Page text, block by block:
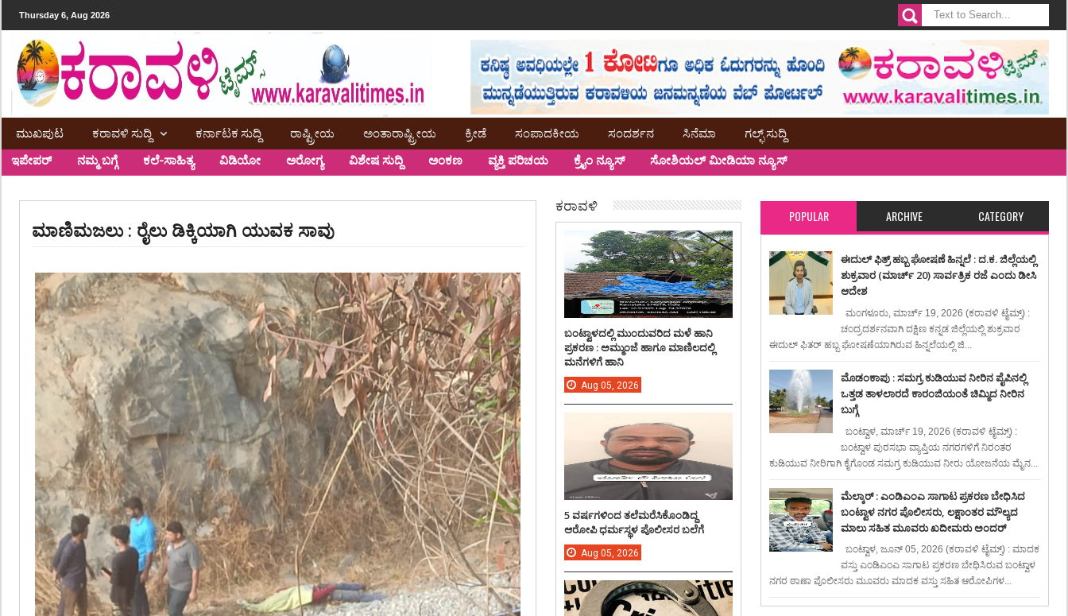
Thursday 6, Aug 2026
ಮುಖಪುಟ ಕರಾವಳಿ ಸುದ್ದಿ ಕರ್ನಾಟಕ ಸುದ್ದಿ ರಾಷ್ಟ್ರೀಯ ಅಂತಾರಾಷ್ಟ್ರೀಯ ಕ್ರೀಡೆ ಸಂಪಾದಕೀಯ ಸಂದರ್ಶನ ಸಿನೆಮಾ ಗಲ್ಫ್ ಸುದ್ದಿ
ಇಪೇಪರ್ ನಮ್ಮ ಬಗ್ಗೆ ಕಲೆ-ಸಾಹಿತ್ಯ ವಿಡಿಯೋ ಅರೋಗ್ಯ ವಿಶೇಷ ಸುದ್ದಿ ಅಂಕಣ ವ್ಯಕ್ತಿ ಪರಿಚಯ ಕ್ರೈಂ ನ್ಯೂಸ್ ಸೋಶಿಯಲ್ ಮೀಡಿಯಾ ನ್ಯೂಸ್
ಮಾಣಿಮಜಲು : ರೈಲು ಡಿಕ್ಕಿಯಾಗಿ ಯುವಕ ಸಾವು
POPULAR ARCHIVE CATEGORY
ಈದುಲ್ ಫಿತ್ರ್ ಹಬ್ಬ ಘೋಷಣೆ ಹಿನ್ನಲೆ : ದ.ಕ. ಜಿಲ್ಲೆಯಲ್ಲಿ
ಶುಕ್ರವಾರ (ಮಾರ್ಚ್ 20) ಸಾರ್ವತ್ರಿಕ ರಜೆ ಎಂದು ಡೀಸಿ
ಆದೇಶ
ಮಂಗಳೂರು, ಮಾರ್ಚ್ 19, 2026 (ಕರಾವಳಿ ಟೈಮ್ಸ್) :
ಚಂದ್ರದರ್ಶನವಾಗಿ ದಕ್ಷಿಣ ಕನ್ನಡ ಜಿಲ್ಲೆಯಲ್ಲಿ ಶುಕ್ರವಾರ
ಈದುಲ್ ಫಿತರ್ ಹಬ್ಬ ಘೋಷಣೆಯಾಗಿರುವ ಹಿನ್ನಲೆಯಲ್ಲಿ ಜಿ...
ಮೊಡಂಕಾಪು : ಸಮಗ್ರ ಕುಡಿಯುವ ನೀರಿನ ಪೈಪಿನಲ್ಲಿ
ಒತ್ತಡ ತಾಳಲಾರದೆ ಕಾರಂಜಿಯಂತೆ ಚಿಮ್ಮಿದ ನೀರಿನ
ಬುಗ್ಗೆ
ಬಂಟ್ವಾಳ, ಮಾರ್ಚ್ 19, 2026 (ಕರಾವಳಿ ಟೈಮ್ಸ್) :
ಬಂಟ್ವಾಳ ಪುರಸಭಾ ವ್ಯಾಪ್ತಿಯ ನಗರಗಳಿಗೆ ನಿರಂತರ
ಕುಡಿಯುವ ನೀರಿಗಾಗಿ ಕೈಗೊಂಡ ಸಮಗ್ರ ಕುಡಿಯುವ ನೀರು ಯೋಜನೆಯ ಮೈನ...
ಮೆಲ್ಕಾರ್ : ಎಂಡಿಎಂಎ ಸಾಗಾಟ ಪ್ರಕರಣ ಬೇಧಿಸಿದ
ಬಂಟ್ವಾಳ ನಗರ ಪೊಲೀಸರು, ಲಕ್ಷಾಂತರ ಮೌಲ್ಯದ
ಮಾಲು ಸಹಿತ ಮೂವರು ಖದೀಮರು ಅಂದರ್
ಬಂಟ್ವಾಳ, ಜೂನ್ 05, 2026 (ಕರಾವಳಿ ಟೈಮ್ಸ್) : ಮಾದಕ
ವಸ್ತು ಎಂಡಿಎಂಎ ಸಾಗಾಟ ಪ್ರಕರಣ ಬೇಧಿಸಿರುವ ಬಂಟ್ವಾಳ
ನಗರ ಠಾಣಾ ಪೊಲೀಸರು ಮೂವರು ಮಾದಕ ವಸ್ತು ಸಹಿತ ಆರೋಪಿಗಳ...
ಕರಾವಳಿ
ಬಂಟ್ವಾಳದಲ್ಲಿ ಮುಂದುವರಿದ ಮಳೆ ಹಾನಿ
ಪ್ರಕರಣ : ಅಮ್ಮುಂಜೆ ಹಾಗೂ ಮಾಣಿಲದಲ್ಲಿ
ಮನೆಗಳಿಗೆ ಹಾನಿ
Aug 05, 2026
5 ವರ್ಷಗಳಿಂದ ತಲೆಮರೆಸಿಕೊಂಡಿದ್ದ
ಆರೋಪಿ ಧರ್ಮಸ್ಥಳ ಪೊಲೀಸರ ಬಲೆಗೆ
Aug 05, 2026